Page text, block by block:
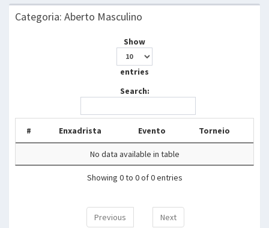
Categoria: Aberto Masculino
Show
entries
Search:
# Enxadrista Evento Torneio
No data available in table
Showing 0 to 0 of 0 entries
Previous Next